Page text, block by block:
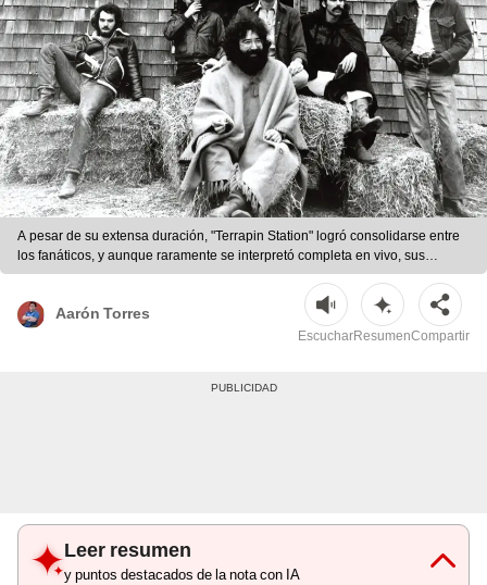
A pesar de su extensa duración, "Terrapin Station" logró consolidarse entre
los fanáticos, y aunque raramente se interpretó completa en vivo, sus
secciones se volvieron esenciales en el repertorio de la banda. | Foto: By
Herb Greene - Billboard, page 9, 5 December 1970, Public Domain
Aarón Torres
EscucharResumenCompartir
Leer resumen
y puntos destacados de la nota con IA